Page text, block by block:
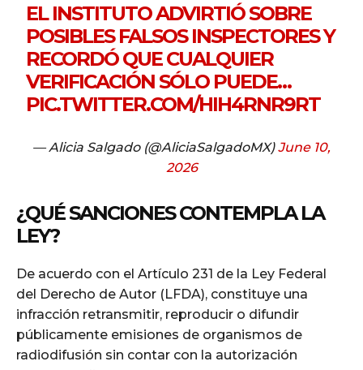
EL INSTITUTO ADVIRTIÓ SOBRE
POSIBLES FALSOS INSPECTORES Y
RECORDÓ QUE CUALQUIER
VERIFICACIÓN SÓLO PUEDE…
PIC.TWITTER.COM/HIH4RNR9RT
— Alicia Salgado (@AliciaSalgadoMX)June 10,
2026
¿QUÉ SANCIONES CONTEMPLA LA
LEY?
De acuerdo con el Artículo 231 de la Ley Federal
del Derecho de Autor (LFDA), constituye una
infracción retransmitir, reproducir o difundir
públicamente emisiones de organismos de
radiodifusión sin contar con la autorización